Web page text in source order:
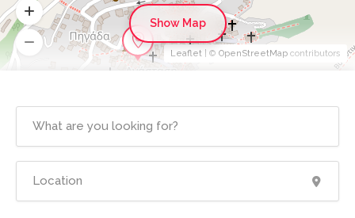
Leaflet | © OpenStreetMap contributors
Show Map